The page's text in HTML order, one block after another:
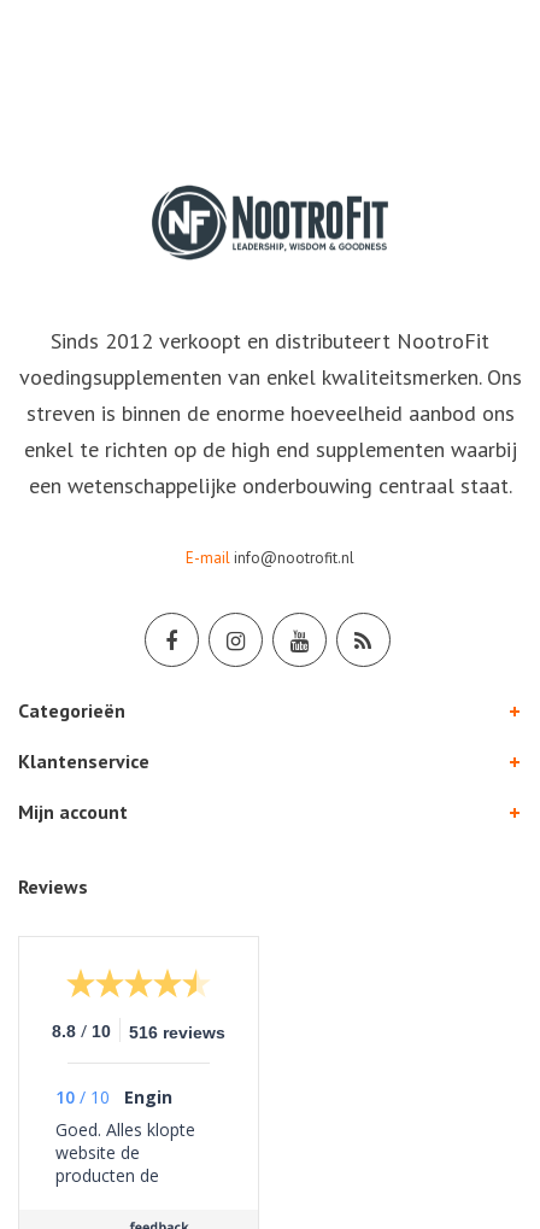
Sinds 2012 verkoopt en distributeert NootroFit
voedingsupplementen van enkel kwaliteitsmerken. Ons
streven is binnen de enorme hoeveelheid aanbod ons
enkel te richten op de high end supplementen waarbij
een wetenschappelijke onderbouwing centraal staat.
E-mailinfo@nootrofit.nl
Categorieën
Klantenservice
Mijn account
Reviews
8.8 / 10 516 reviews
10 / 10
Engin
Goed. Alles klopte
website de
producten de
problemen ervaren.